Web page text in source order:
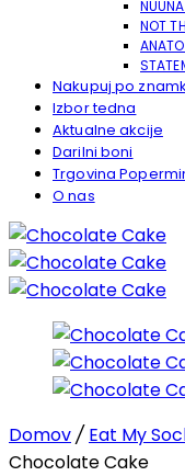
NOT
Nakupuj po
Izbor tedna
Aktualne akcije
Darilni boni
Trgovina
O nas
Domov/ Eat My
Chocolate Cake